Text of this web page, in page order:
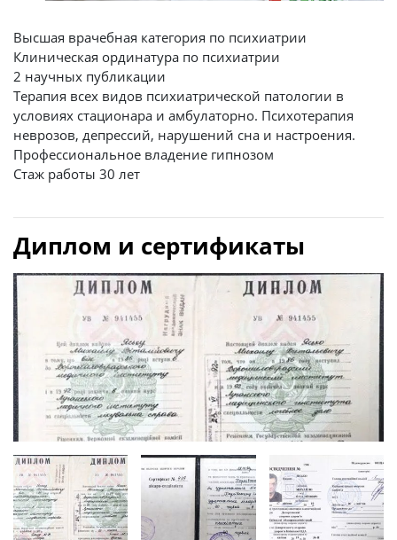
Высшая врачебная категория по психиатрии
Клиническая ординатура по психиатрии
2 научных публикации
Терапия всех видов психиатрической патологии в
условиях стационара и амбулаторно. Психотерапия
неврозов, депрессий, нарушений сна и настроения.
Профессиональное владение гипнозом
Стаж работы 30 лет
Диплом и сертификаты